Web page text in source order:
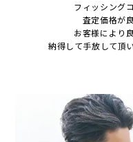
フィッシング
査定価格が
お客様により
納得して手放して頂